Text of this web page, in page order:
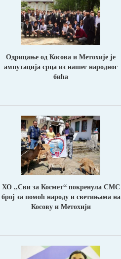
Одрицање од Косова и Метохије jе
ампутација срца из нашег народног
бића
ХО ,,Сви за Космет“ покренула СМС
број за помоћ народу и светињама на
Косову и Метохији